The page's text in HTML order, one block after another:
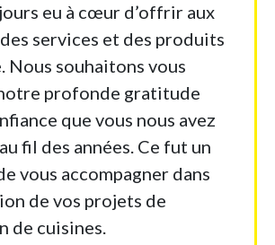
eu à cœur d’offrir aux
services et des produits
Nous souhaitons vous
profonde gratitude
que vous nous avez
fil des années. Ce fut un
vous accompagner dans
de vos projets de
de cuisines.